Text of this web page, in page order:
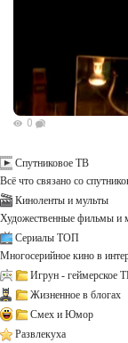
0
Спутниковое ТВ
Всё что связано со
Киноленты и мульты
Художественные фильмы и
Сериалы ТОП
Многосерийное кино в
Игрун - геймерское
Жизненное в блогах
Смех и Юмор
Развлекуха